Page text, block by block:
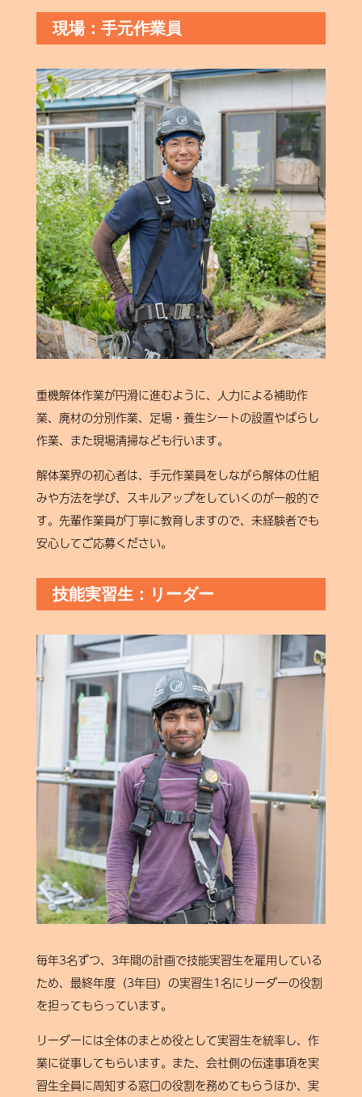
現場：手元作業員
重機解体作業が円滑に進むように、人力による補助作
業、廃材の分別作業、足場・養生シートの設置やばらし
作業、また現場清掃なども行います。
解体業界の初心者は、手元作業員をしながら解体の仕組
みや方法を学び、スキルアップをしていくのが一般的で
す。先輩作業員が丁寧に教育しますので、未経験者でも
安心してご応募ください。
技能実習生：リーダー
毎年3名ずつ、3年間の計画で技能実習生を雇用している
ため、最終年度（3年目）の実習生1名にリーダーの役割
を担ってもらっています。
リーダーには全体のまとめ役として実習生を統率し、作
業に従事してもらいます。また、会社側の伝達事項を実
習生全員に周知する窓口の役割を務めてもらうほか、実